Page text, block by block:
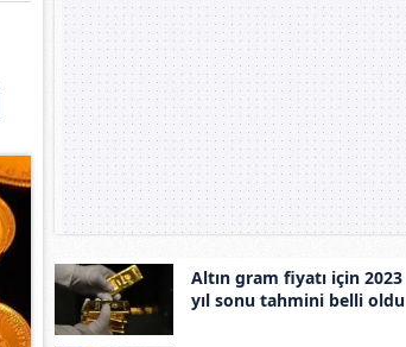
Altın gram fiyatı için 2023
yıl sonu tahmini belli oldu